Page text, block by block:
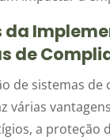
da
de
de sistemas de
várias
a proteção